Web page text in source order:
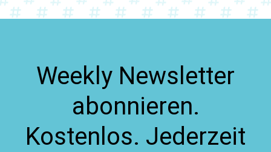
Weekly Newsletter
abonnieren.
Kostenlos. Jederzeit